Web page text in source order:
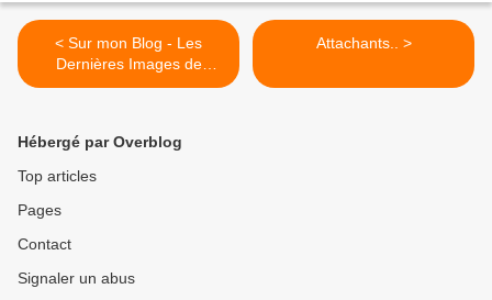
< Sur mon Blog - Les
Dernières Images de
Septembre.. en noir et
Attachants.. >
Hébergé par Overblog
Top articles
Pages
Contact
Signaler un abus